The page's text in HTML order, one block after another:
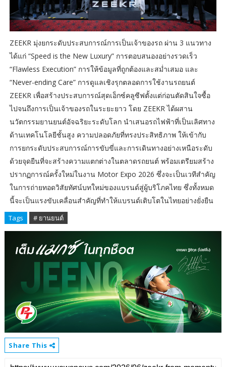
ZEEKR มุ่งยกระดับประสบการณ์การเป็นเจ้าของรถ ผ่าน 3 แนวทาง
ได้แก่ “Speed is the New Luxury” การตอบสนองอย่างรวดเร็ว
“Flawless Execution” การให้ข้อมูลที่ถูกต้องและสม่ำเสมอ และ
“Never-ending Care” การดูแลเชิงรุกตลอดการใช้งานรถยนต์
ZEEKR เพื่อสร้างประสบการณ์สุดเอ็กซ์คลูซีฟตั้งแต่ก่อนตัดสินใจซื้อ
ไปจนถึงการเป็นเจ้าของรถในระยะยาว โดย ZEEKR ได้ผสาน
นวัตกรรมยานยนต์อัจฉริยะระดับโลก นำเสนอรถไฟฟ้าที่เป็นเลิศทาง
ด้านเทคโนโลยีชั้นสูง ความปลอดภัยที่ทรงประสิทธิภาพ ให้เข้ากับ
การยกระดับประสบการณ์การขับขี่และการเดินทางอย่างเหนือระดับ
ด้วยจุดยืนที่จะสร้างความแตกต่างในตลาดรถยนต์ พร้อมเตรียมสร้าง
ปรากฏการณ์ครั้งใหม่ในงาน Motor Expo 2026 ซึ่งจะเป็นเวทีสำคัญ
ในการถ่ายทอดวิสัยทัศน์บทใหม่ของแบรนด์สู่ผู้บริโภคไทย ซึ่งทั้งหมด
นี้จะเป็นแรงขับเคลื่อนสำคัญที่ทำให้แบรนด์เติบโตในไทยอย่างยั่งยืน
Tags # ยานยนต์
Share This